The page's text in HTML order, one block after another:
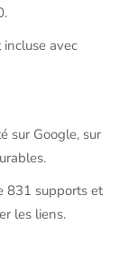
avec
sur Google, sur
831 supports et
les liens.